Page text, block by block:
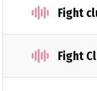
Fight
Fight